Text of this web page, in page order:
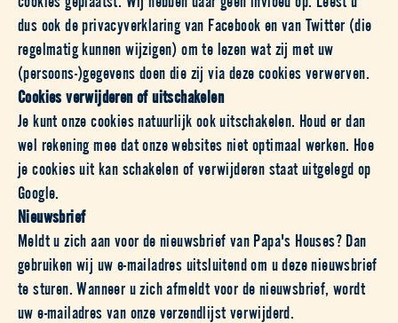
dus ook de privacyverklaring van Facebook en van Twitter (die
regelmatig kunnen wijzigen) om te lezen wat zij met uw
(persoons-)gegevens doen die zij via deze cookies verwerven.
Cookies verwijderen of uitschakelen
Je kunt onze cookies natuurlijk ook uitschakelen. Houd er dan
wel rekening mee dat onze websites niet optimaal werken. Hoe
je cookies uit kan schakelen of verwijderen staat uitgelegd op
Google.
Nieuwsbrief
Meldt u zich aan voor de nieuwsbrief van Papa's Houses? Dan
gebruiken wij uw e-mailadres uitsluitend om u deze nieuwsbrief
te sturen. Wanneer u zich afmeldt voor de nieuwsbrief, wordt
uw e-mailadres van onze verzendlijst verwijderd.